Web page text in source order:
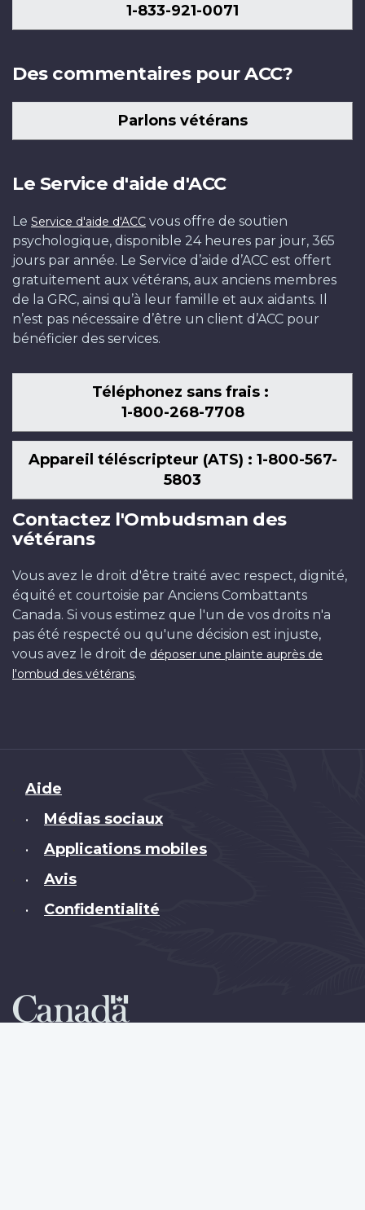
1-833-921-0071
Des commentaires pour ACC?
Parlons vétérans
Le Service d'aide d'ACC
Le Service d'aide d'ACC vous offre de soutien
psychologique, disponible 24 heures par jour, 365
jours par année. Le Service d’aide d’ACC est offert
gratuitement aux vétérans, aux anciens membres
de la GRC, ainsi qu’à leur famille et aux aidants. Il
n’est pas nécessaire d’être un client d’ACC pour
bénéficier des services.
Téléphonez sans frais :
1-800-268-7708
Appareil téléscripteur (ATS) : 1-800-567-
5803
Contactez l'Ombudsman des
vétérans
Vous avez le droit d'être traité avec respect, dignité,
équité et courtoisie par Anciens Combattants
Canada. Si vous estimez que l'un de vos droits n'a
pas été respecté ou qu'une décision est injuste,
vous avez le droit de déposer une plainte auprès de
l'ombud des vétérans.
Brand
Aide
• Médias sociaux
• Applications mobiles
• Avis
• Confidentialité